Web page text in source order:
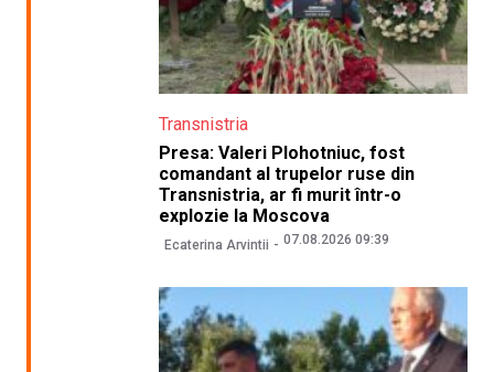
Transnistria
Presa: Valeri Plohotniuc, fost
comandant al trupelor ruse din
Transnistria, ar fi murit într-o
explozie la Moscova
Ecaterina Arvintii 07.08.2026 09:39